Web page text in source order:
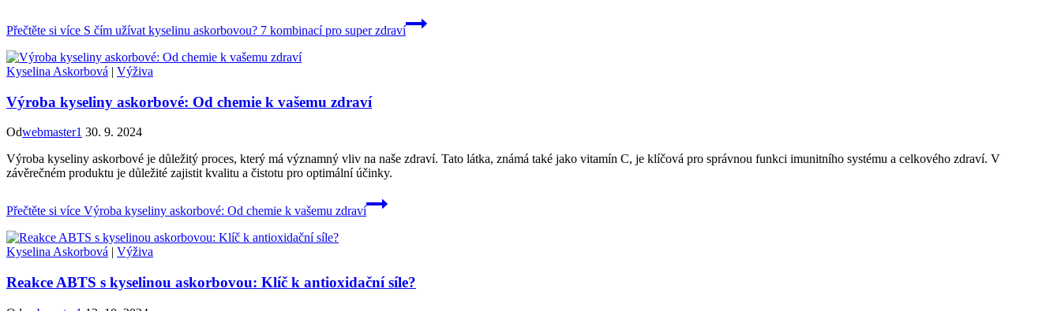
Přečtěte si více S čím užívat kyselinu askorbovou? 7 kombinací pro super zdraví
Kyselina Askorbová | Výživa
Výroba kyseliny askorbové: Od chemie k vašemu zdraví
Odwebmaster1 30. 9. 2024
Výroba kyseliny askorbové je důležitý proces, který má významný vliv na naše zdraví. Tato látka, známá také jako vitamín C, je klíčová pro správnou funkci imunitního systému a celkového zdraví. V
závěrečném produktu je důležité zajistit kvalitu a čistotu pro optimální účinky.
Přečtěte si více Výroba kyseliny askorbové: Od chemie k vašemu zdraví
Kyselina Askorbová | Výživa
Reakce ABTS s kyselinou askorbovou: Klíč k antioxidační síle?